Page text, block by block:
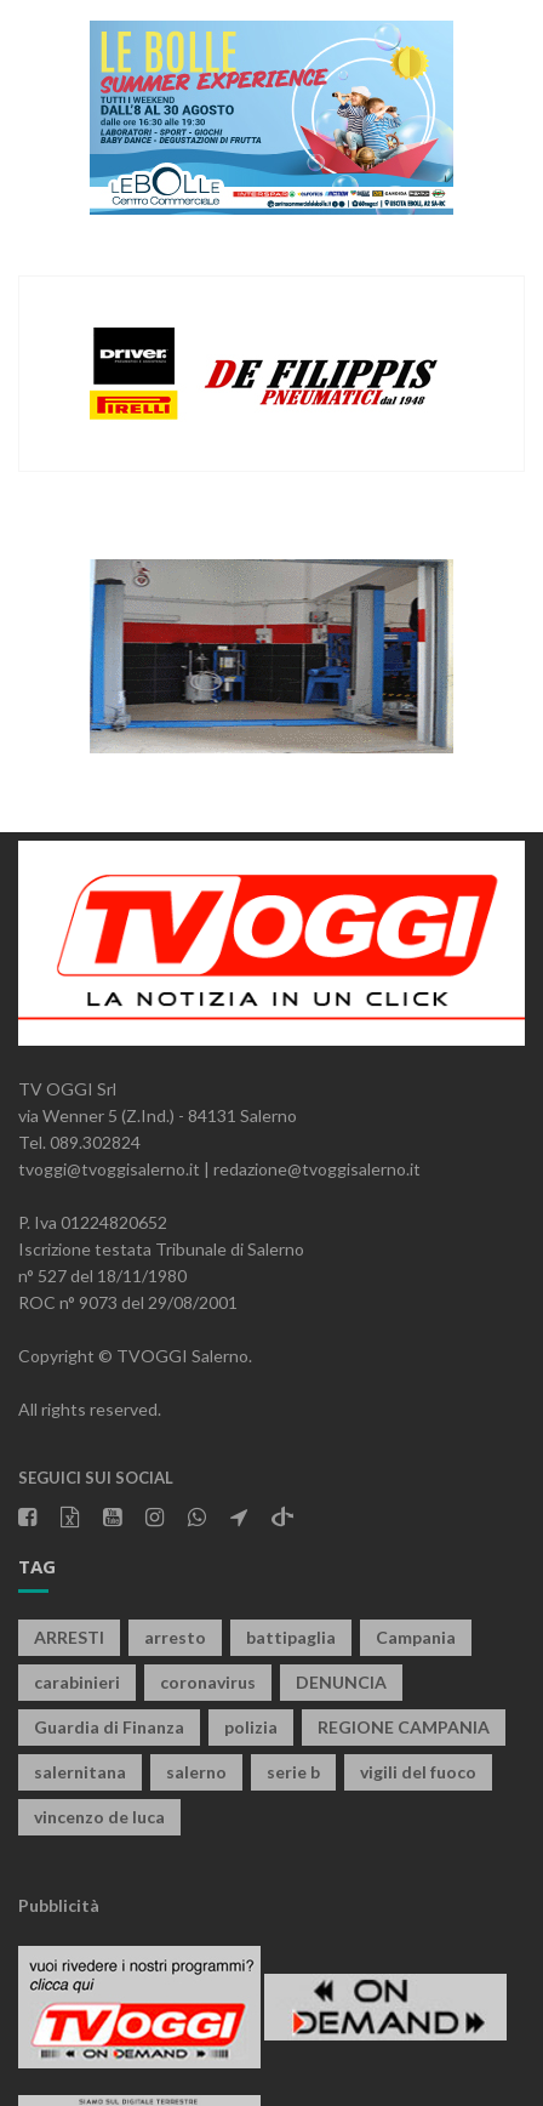
TV OGGI Srl
via Wenner 5 (Z.Ind.) - 84131 Salerno
Tel. 089.302824
tvoggi@tvoggisalerno.it | redazione@tvoggisalerno.it
P. Iva 01224820652
Iscrizione testata Tribunale di Salerno
n° 527 del 18/11/1980
ROC n° 9073 del 29/08/2001
Copyright © TVOGGI Salerno.
All rights reserved.
SEGUICI SUI SOCIAL
TAG
ARRESTI arresto battipaglia Campania
carabinieri coronavirus DENUNCIA
Guardia di Finanza polizia REGIONE CAMPANIA
salernitana salerno serie b vigili del fuoco
vincenzo de luca
Pubblicità